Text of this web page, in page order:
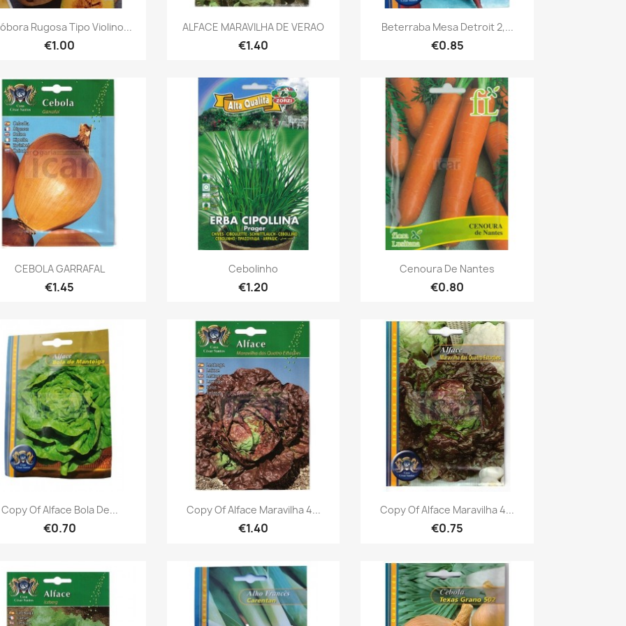
Rugosa Tipo Violino...
€1.00
Quick view ALFACE MARAVILHA DE VERAO
€1.40
Quick view Beterraba Mesa Detroit 2,...
€0.85
Quick view
CEBOLA GARRAFAL
€1.45
Quick view Cebolinho
€1.20
Quick view Cenoura De Nantes
€0.80
Quick view
Copy Of Alface Bola De...
€0.70
Quick view Copy Of Alface Maravilha 4...
€1.40
Quick view Copy Of Alface Maravilha 4...
€0.75
Quick view